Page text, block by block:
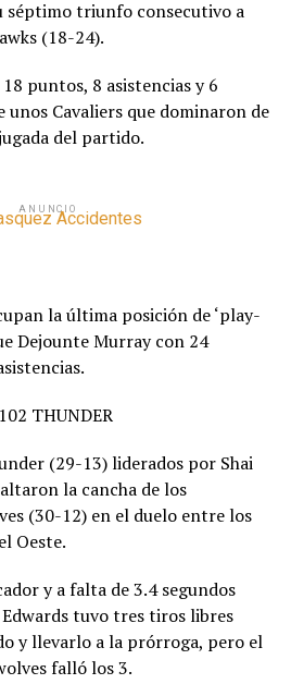
séptimo triunfo consecutivo a
(18-24).
puntos, 8 asistencias y 6
unos Cavaliers que dominaron de
del partido.
ANUNCIO
la última posición de ‘play-
Dejounte Murray con 24
THUNDER
(29-13) liderados por Shai
la cancha de los
(30-12) en el duelo entre los
Oeste.
y a falta de 3.4 segundos
tuvo tres tiros libres
y llevarlo a la prórroga, pero el
falló los 3.